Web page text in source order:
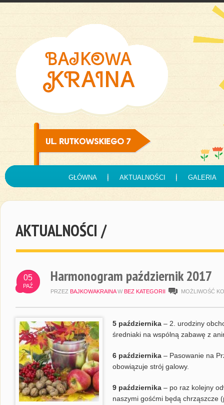
GŁÓWNA AKTUALNOŚCI GALERIA
AKTUALNOŚCI /
05
PAŹ
Harmonogram październik 2017
PRZEZ BAJKOWAKRAINA W BEZ KATEGORII MOŻLIWOŚĆ
5 października – 2. urodziny
średniaki na wspólną zabawę z
6 października – Pasowanie na
obowiązuje strój galowy.
9 października – po raz kolejny
naszymi gośćmi będą chrząszcze